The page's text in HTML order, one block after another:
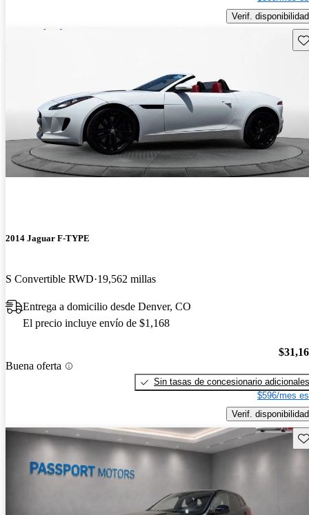
Verif. disponibilidad
2014 Jaguar F-TYPE
S Convertible RWD 19,562 millas
Entrega a domicilio desde Denver, CO
El precio incluye envío de $1,168
Buena oferta
Sin tasas de concesionario adicionales
$596/mes
Verif. disponibilidad